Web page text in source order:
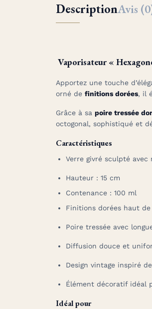
DescriptionAvis
Vaporisateur «
Apportez une touche
orné de finitions dorées, il
Grâce à sa poire tressée
octogonal, sophistiqué et
Caractéristiques
Verre givré sculpté
Hauteur : 15 cm
Contenance : 100 ml
Finitions dorées haut de
Poire tressée avec
Diffusion douce et
Design vintage inspiré
Élément décoratif idéal
Idéal pour